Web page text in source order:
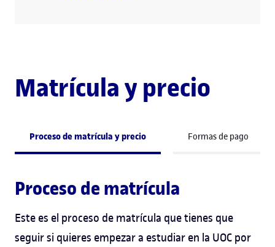
Matrícula y precio
Proceso de matrícula y precio Formas de pago
Proceso de matrícula
Este es el proceso de matrícula que tienes que
seguir si quieres empezar a estudiar en la UOC por